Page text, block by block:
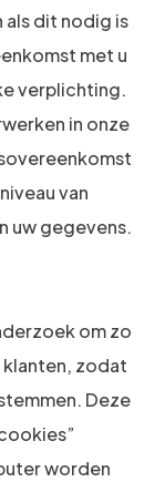
dit nodig is
met u
verplichting.
in onze
van
uw gegevens.
om zo
zodat
Deze
worden